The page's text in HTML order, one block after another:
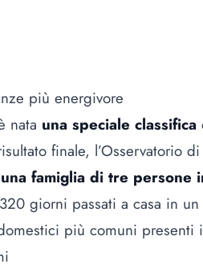
più energivore
nata una speciale classifica
finale, l’Osservatorio
una famiglia di tre persone
giorni passati a casa in
più comuni presenti